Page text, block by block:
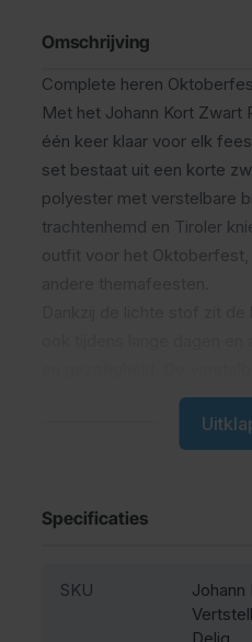
Omschrijving
Complete heren
Met het Johann Kort Zwart
één keer klaar voor elk
set bestaat uit een korte
polyester met verstelbare
trachtenhemd en Tiroler
outfit voor het
een perfecte pasvorm,
broekzakken de broek
Het geruite trachtenhemd
look compleet.
schoenen voor een extra
naar een groots
Specificaties
SKU